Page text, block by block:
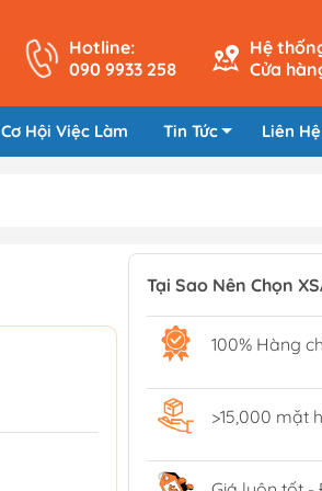
Hotline:
090 9933 258
Hệ
Cửa
Cơ Hội Việc Làm Tin Tức Liên Hệ
Tại Sao Nên Chọn
100% Hàng
>15,000 mặt